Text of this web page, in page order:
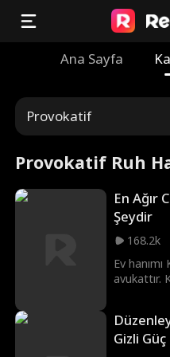
Ana Sayfa
Provokatif
Provokatif Ruh
En Ağır
Şeydir
168.2k
Ev
avukattır.
kullandığı
Gizli Güç